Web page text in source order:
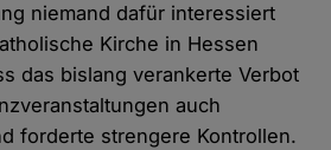
niemand dafür interessiert
Kirche in Hessen
das bislang verankerte Verbot
auch
forderte strengere Kontrollen.